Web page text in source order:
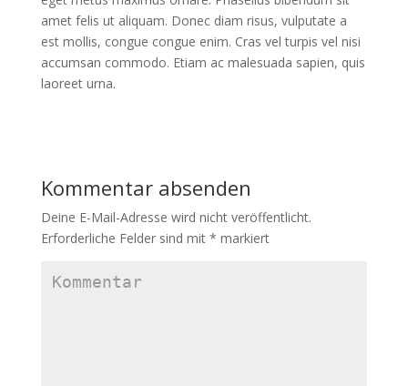
amet felis ut aliquam. Donec diam risus, vulputate a
est mollis, congue congue enim. Cras vel turpis vel nisi
accumsan commodo. Etiam ac malesuada sapien, quis
laoreet urna.
Kommentar absenden
Deine E-Mail-Adresse wird nicht veröffentlicht.
Erforderliche Felder sind mit * markiert